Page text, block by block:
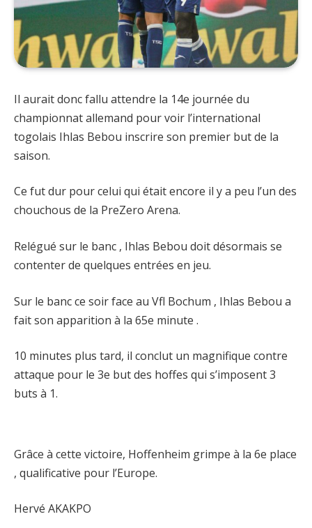
Il aurait donc fallu attendre la 14e journée du
championnat allemand pour voir l’international
togolais Ihlas Bebou inscrire son premier but de la
saison.
Ce fut dur pour celui qui était encore il y a peu l’un des
chouchous de la PreZero Arena.
Relégué sur le banc , Ihlas Bebou doit désormais se
contenter de quelques entrées en jeu.
Sur le banc ce soir face au Vfl Bochum , Ihlas Bebou a
fait son apparition à la 65e minute .
10 minutes plus tard, il conclut un magnifique contre
attaque pour le 3e but des hoffes qui s’imposent 3
buts à 1.
Grâce à cette victoire, Hoffenheim grimpe à la 6e place
, qualificative pour l’Europe.
Hervé AKAKPO